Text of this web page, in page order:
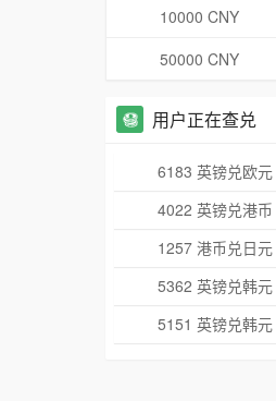
10000 CNY
50000 CNY
用户正在查兑
6183 英镑兑欧元
4022 英镑兑港币
1257 港币兑日元
5362 英镑兑韩元
5151 英镑兑韩元